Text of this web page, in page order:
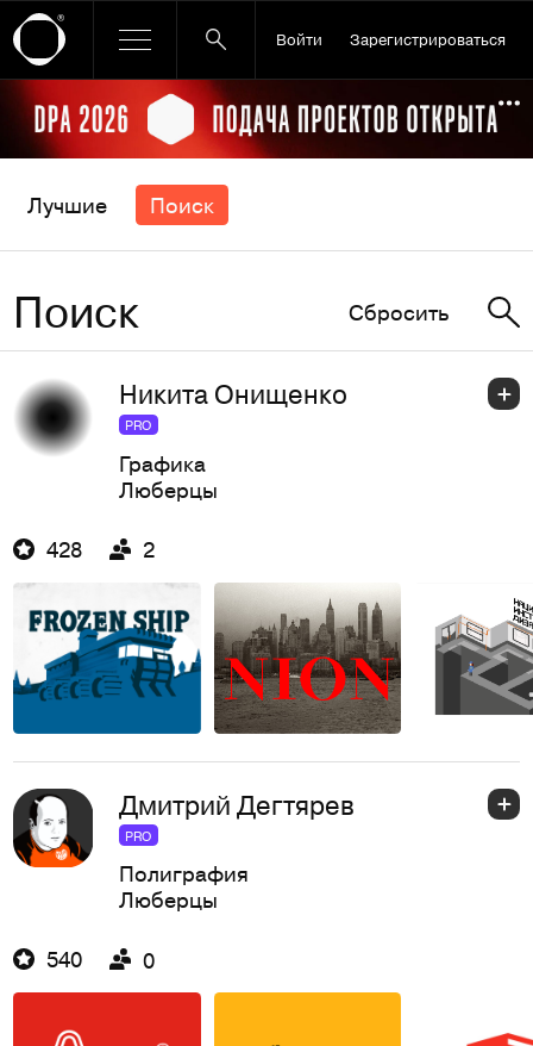
Войти Зарегистрироваться
Ссылка баннера
Лучшие Поиск
Поиск Сбросить
Никита Онищенко
PRO
Графика
Люберцы
428 2
Дмитрий Дегтярев
PRO
Полиграфия
Люберцы
540 0